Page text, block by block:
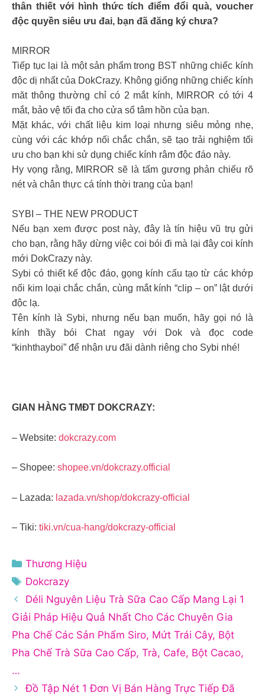
thân thiết với hình thức tích điểm đổi quà, voucher
độc quyền siêu ưu đai, bạn đã đăng ký chưa?
MIRROR
Tiếp tục lại là một sản phẩm trong BST những chiếc kính
độc dị nhất của DokCrazy. Không giống những chiếc kính
măt thông thường chỉ có 2 mắt kính, MIRROR có tới 4
mắt, bảo vệ tối đa cho cửa sổ tâm hồn của bạn.
Mặt khác, với chất liệu kim loại nhưng siêu mỏng nhẹ,
cùng với các khớp nối chắc chắn, sẽ tạo trải nghiệm tối
ưu cho bạn khi sử dụng chiếc kính râm độc đáo này.
Hy vọng rằng, MIRROR sẽ là tấm gương phản chiếu rõ
nét và chân thực cá tính thời trang của bạn!
SYBI – THE NEW PRODUCT
Nếu bạn xem được post này, đây là tín hiệu vũ trụ gửi
cho bạn, rằng hãy dừng việc coi bói đi mà lại đây coi kính
mới DokCrazy này.
Sybi có thiết kế độc đáo, gọng kính cấu tạo từ các khớp
nối kim loại chắc chắn, cùng mắt kính “clip – on” lật dưới
độc lạ.
Tên kính là Sybi, nhưng nếu bạn muốn, hãy gọi nó là
kính thầy bói Chat ngay với Dok và đọc code
“kinhthayboi” để nhận ưu đãi dành riêng cho Sybi nhé!
GIAN HÀNG TMĐT DOKCRAZY:
– Website: dokcrazy.com
– Shopee: shopee.vn/dokcrazy.official
– Lazada: lazada.vn/shop/dokcrazy-official
– Tiki: tiki.vn/cua-hang/dokcrazy-official
Danh
mục
Thương Hiệu
Thẻ
Dokcrazy
Déli Nguyên Liệu Trà Sữa Cao Cấp Mang Lại 1
Giải Pháp Hiệu Quả Nhất Cho Các Chuyên Gia
Pha Chế Các Sản Phẩm Siro, Mứt Trái Cây, Bột
Pha Chế Trà Sữa Cao Cấp, Trà, Cafe, Bột Cacao,
…
Đồ Tập Nét 1 Đơn Vị Bán Hàng Trực Tiếp Đã